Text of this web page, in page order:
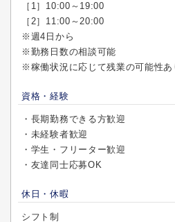
［1］10:00～19:00
［2］11:00～20:00
※週4日から
※勤務日数の相談可能
※稼働状況に応じて残業の可能性
資格・経験
・長期勤務できる方歓迎
・未経験者歓迎
・学生・フリーター歓迎
・友達同士応募OK
休日・休暇
シフト制